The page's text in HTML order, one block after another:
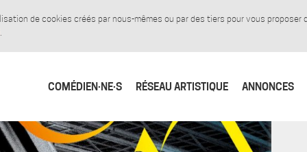
de cookies créés par nous-mêmes ou par des tiers pour vous proposer
.
COMÉDIEN·NE·S RÉSEAU ARTISTIQUE ANNONCES